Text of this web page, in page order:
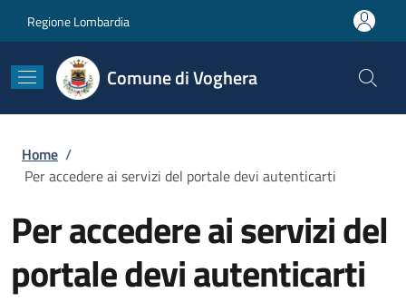
Regione Lombardia
Comune di Voghera
Briciole di pane
Home /
Per accedere ai servizi del portale devi autenticarti
Per accedere ai servizi del
portale devi autenticarti